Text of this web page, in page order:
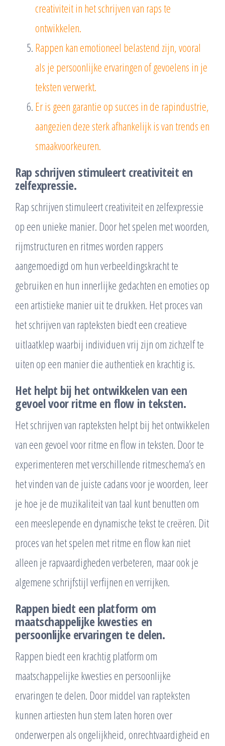
creativiteit in het schrijven van raps te
ontwikkelen.
Rappen kan emotioneel belastend zijn, vooral
als je persoonlijke ervaringen of gevoelens in je
teksten verwerkt.
Er is geen garantie op succes in de rapindustrie,
aangezien deze sterk afhankelijk is van trends en
smaakvoorkeuren.
Rap schrijven stimuleert creativiteit en
zelfexpressie.
Rap schrijven stimuleert creativiteit en zelfexpressie
op een unieke manier. Door het spelen met woorden,
rijmstructuren en ritmes worden rappers
aangemoedigd om hun verbeeldingskracht te
gebruiken en hun innerlijke gedachten en emoties op
een artistieke manier uit te drukken. Het proces van
het schrijven van rapteksten biedt een creatieve
uitlaatklep waarbij individuen vrij zijn om zichzelf te
uiten op een manier die authentiek en krachtig is.
Het helpt bij het ontwikkelen van een
gevoel voor ritme en flow in teksten.
Het schrijven van rapteksten helpt bij het ontwikkelen
van een gevoel voor ritme en flow in teksten. Door te
experimenteren met verschillende ritmeschema’s en
het vinden van de juiste cadans voor je woorden, leer
je hoe je de muzikaliteit van taal kunt benutten om
een meeslepende en dynamische tekst te creëren. Dit
proces van het spelen met ritme en flow kan niet
alleen je rapvaardigheden verbeteren, maar ook je
algemene schrijfstijl verfijnen en verrijken.
Rappen biedt een platform om
maatschappelijke kwesties en
persoonlijke ervaringen te delen.
Rappen biedt een krachtig platform om
maatschappelijke kwesties en persoonlijke
ervaringen te delen. Door middel van rapteksten
kunnen artiesten hun stem laten horen over
onderwerpen als ongelijkheid, onrechtvaardigheid en